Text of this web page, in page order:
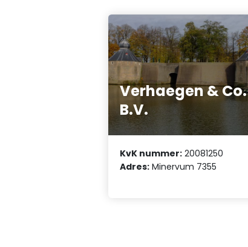
Verhaegen & Co.
B.V.
KvK nummer: 20081250
Adres: Minervum 7355